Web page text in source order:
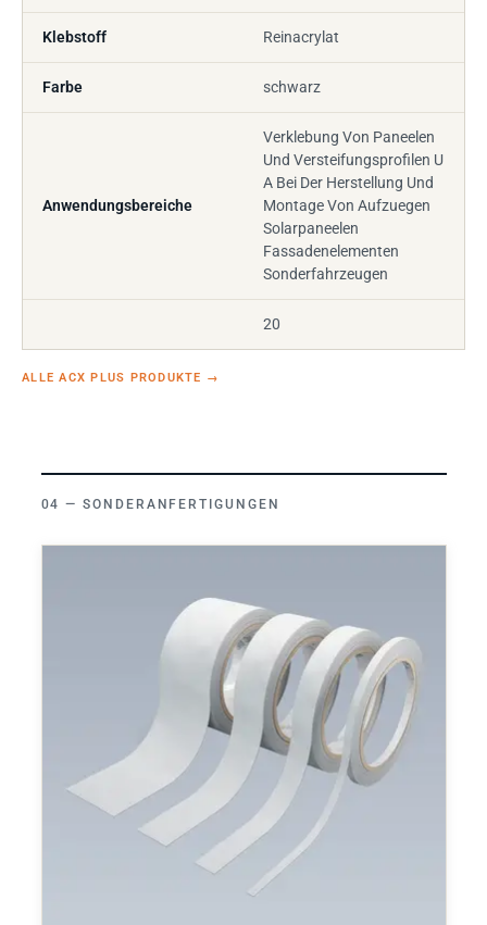
Klebstoff Reinacrylat
Farbe schwarz
Anwendungsbereiche
Verklebung Von Paneelen
Und Versteifungsprofilen U
A Bei Der Herstellung Und
Montage Von Aufzuegen
Solarpaneelen
Fassadenelementen
Sonderfahrzeugen
20
ALLE ACX PLUS PRODUKTE →
SONDERANFERTIGUNGEN